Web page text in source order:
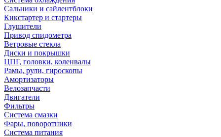
Сальники и сайлентблоки
Кикстартер и стартеры
Глушители
Привод спидометра
Ветровые стекла
Диски и покрышки
ЦПГ, головки, коленвалы
Рамы, рули, гироскопы
Амортизаторы
Велозапчасти
Двигатели
Фильтры
Система смазки
Фары, поворотники
Система питания